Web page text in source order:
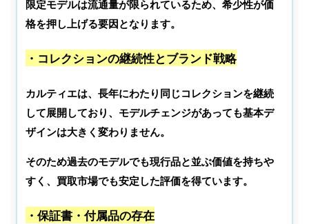
限定モデルは流通量が限られているため、希少性が価
格を押し上げる要因となります。
・コレクションの継続性とブランド戦略
カルティエは、長年にわたり同じコレクションを継続
して展開しており、モデルチェンジがあっても基本デ
ザインは大きく変わりません。
そのため過去のモデルでも現行品と並ぶ価値を持ちや
すく、買取市場でも安定した評価を得ています。
・保証書・付属品の存在